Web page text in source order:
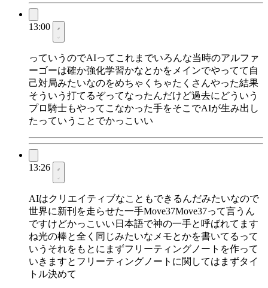
13:00
っていうのでAIってこれまでいろんな当時のアルファ
ーゴーは確か強化学習かなとかをメインでやってて自
己対局みたいなのをめちゃくちゃたくさんやった結果
そういう打てるぞってなったんだけど過去にどういう
プロ騎士もやってこなかった手をそこでAIが生み出し
たっていうことでかっこいい
13:26
AIはクリエイティブなこともできるんだみたいなので
世界に新刊を走らせた一手Move37Move37って言うん
ですけどかっこいい日本語で神の一手と呼ばれてます
ね光の棒と全く同じみたいなメモとかを書いてるって
いうそれをもとにまずフリーティングノートを作って
いきますとフリーティングノートに関してはまずタイ
トル決めて